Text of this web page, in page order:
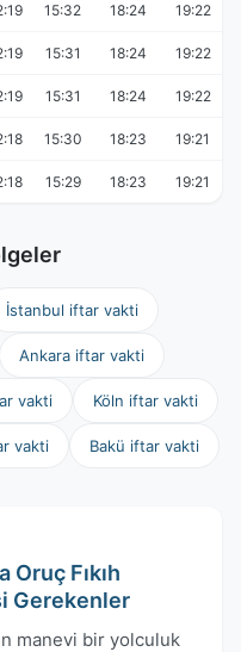
15:32 18:24 19:22
15:31 18:24 19:22
15:31 18:24 19:22
15:30 18:23 19:21
15:29 18:23 19:21
İstanbul iftar vakti
Ankara iftar vakti
vakti Köln iftar vakti
vakti Bakü iftar vakti
Oruç Fıkıh
Gerekenler
manevi bir yolculuk